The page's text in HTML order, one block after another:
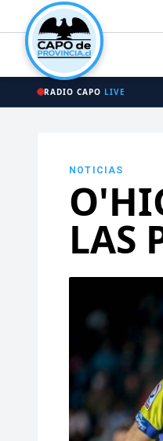
RADIO CAPO LIVE
NOTICIAS
LAS